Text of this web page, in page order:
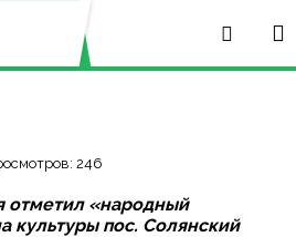
246
«народный
культуры пос. Солянский